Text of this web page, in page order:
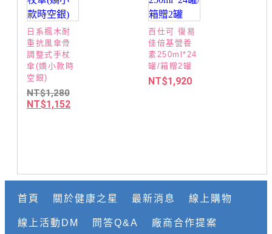
日系楓木耐
重抗風傘骨
調整式手杖
傘(嬌小款時
空銀)
NT$1,280
NT$1,152
百仕可 復易
佳倍基營養
素250ml*24
罐/箱贈2罐
NT$1,920
首頁 關於健康之星 最新消息 線上購物
線上活動DM 問答Q&A 廠商合作提案